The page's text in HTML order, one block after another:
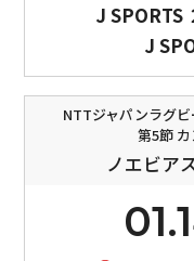
J SPORTS
J
NTTジャパンラグ
第5節
ノエビア